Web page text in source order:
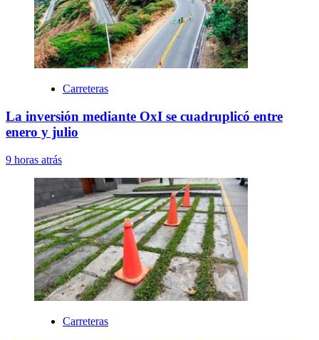
Carreteras
La inversión mediante OxI se cuadruplicó entre
enero y julio
9 horas atrás
Carreteras